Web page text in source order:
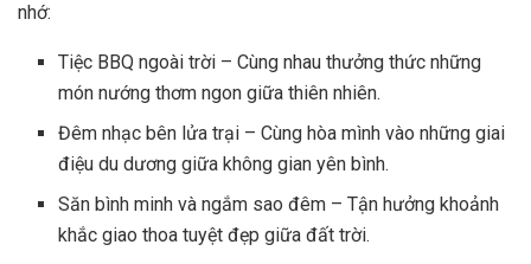
nhớ:
Tiệc BBQ ngoài trời – Cùng nhau thưởng thức những
món nướng thơm ngon giữa thiên nhiên.
Đêm nhạc bên lửa trại – Cùng hòa mình vào những giai
điệu du dương giữa không gian yên bình.
Săn bình minh và ngắm sao đêm – Tận hưởng khoảnh
khắc giao thoa tuyệt đẹp giữa đất trời.